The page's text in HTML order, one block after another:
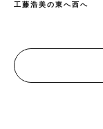
工藤浩美の東へ西へ